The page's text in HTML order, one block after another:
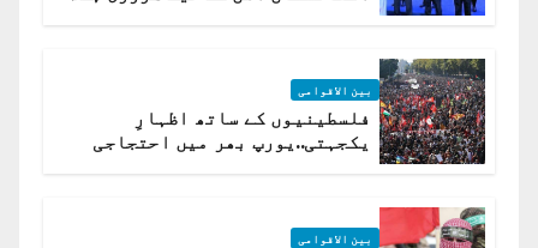
بین الاقوامی
فلسطینیوں کے ساتھ اظہارِ
یکجہتی..یورپ بھر میں احتجاجی
بین الاقوامی